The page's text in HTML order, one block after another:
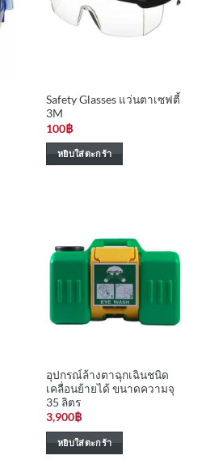
Safety Glasses แว่นตาเซฟตี้
3M
100฿
หยิบใส่ตะกร้า
อุปกรณ์ล้างตาฉุกเฉินชนิด
เคลื่อนย้ายได้ ขนาดความจุ
35 ลิตร
3,900฿
หยิบใส่ตะกร้า